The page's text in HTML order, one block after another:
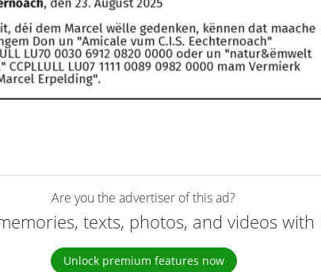
Are you the advertiser of this ad?
texts, photos, and videos
Unlock premium features now